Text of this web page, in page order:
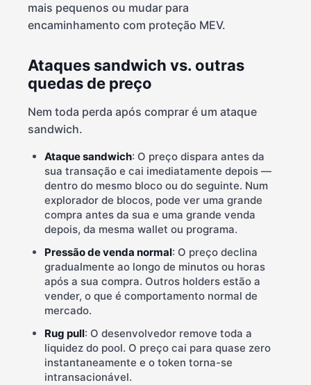
mais pequenos ou mudar para
encaminhamento com proteção MEV.
Ataques sandwich vs. outras
quedas de preço
Nem toda perda após comprar é um ataque
sandwich.
Ataque sandwich: O preço dispara antes da
sua transação e cai imediatamente depois —
dentro do mesmo bloco ou do seguinte. Num
explorador de blocos, pode ver uma grande
compra antes da sua e uma grande venda
depois, da mesma wallet ou programa.
Pressão de venda normal: O preço declina
gradualmente ao longo de minutos ou horas
após a sua compra. Outros holders estão a
vender, o que é comportamento normal de
mercado.
Rug pull: O desenvolvedor remove toda a
liquidez do pool. O preço cai para quase zero
instantaneamente e o token torna-se
intransacionável.